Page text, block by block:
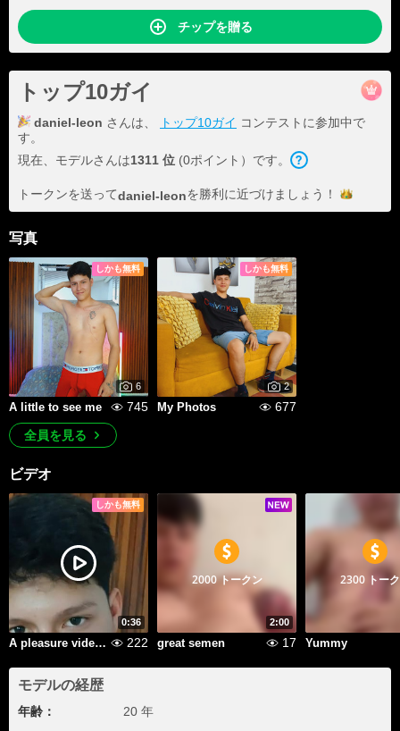
チップを贈る
トップ10ガイ
daniel-leon さんは、 トップ10ガイ コンテストに参加中で
す。
現在、モデルさんは1311 位 (0ポイント）です。
トークンを送ってdaniel-leonを勝利に近づけま しょう！
写真
しかも無料
6
A little to see me 745
しかも無料
2
My Photos
677
全員を見る
ビデオ
しかも無料
0:36
A pleasure video for you 222
2:00
2000 トークン
great semen 17
2300 トー
Yummy
モデルの経歴
年齢： 20 年